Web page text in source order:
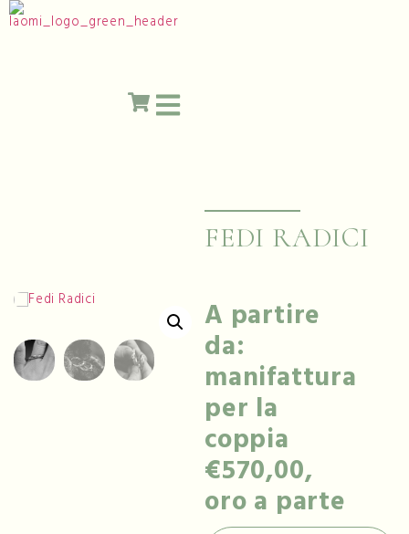
FEDI RADICI
A partire
da:
manifattura
per la
coppia
€570,00,
oro a parte